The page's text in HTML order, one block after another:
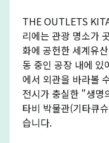
THE OUTLETS
리에는 관광 명소가
화에 공헌한 세계유
동 중인 공장 내에 있
에서 외관을 바라볼
전시가 충실한 "생명
타비 박물관(기타큐
습니다.